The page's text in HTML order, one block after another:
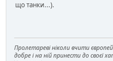
що танки...).
Пролетареві ніколи вчити
добре і на ній принести до своєї